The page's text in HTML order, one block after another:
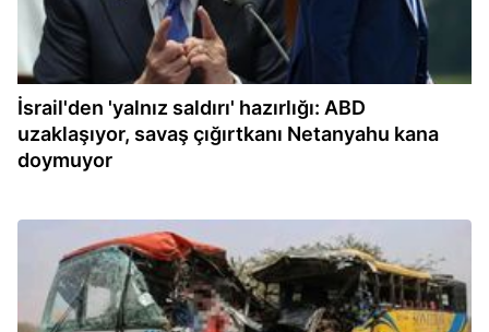
İsrail'den 'yalnız saldırı' hazırlığı: ABD
uzaklaşıyor, savaş çığırtkanı Netanyahu kana
doymuyor